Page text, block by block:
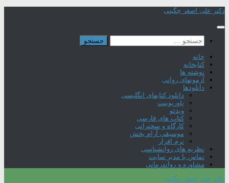
Skip
content
دکتر علی اصغر چگینی
جستجو
برای:
خانه
کتابخانه
نوشته ها
آزمونهای روانی
دانلودها
دانلود کتابهای انگلیسی
پاورپوینت
ویدئو
کتاب های فارسی
کارگاه و سخنرانی
موسیقی آرام بخش
نرم افزار
نظریه های روانشناسی
تماس با مدیر سایت
مشاوره و رواندرمانی
دکتر علی اصغر چگینی